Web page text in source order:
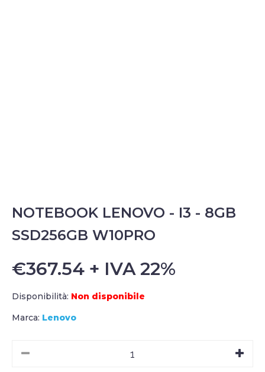
NOTEBOOK LENOVO - I3 - 8GB
SSD256GB W10PRO
€367.54 + IVA 22%
Disponibilità: Non disponibile
Marca: Lenovo